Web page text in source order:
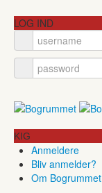
LOG IND
KIG
Anmeldere
Bliv anmelder?
Om Bogrummet